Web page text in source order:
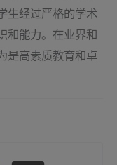
生经过严格的学术
和能力。在业界和
是高素质教育和卓